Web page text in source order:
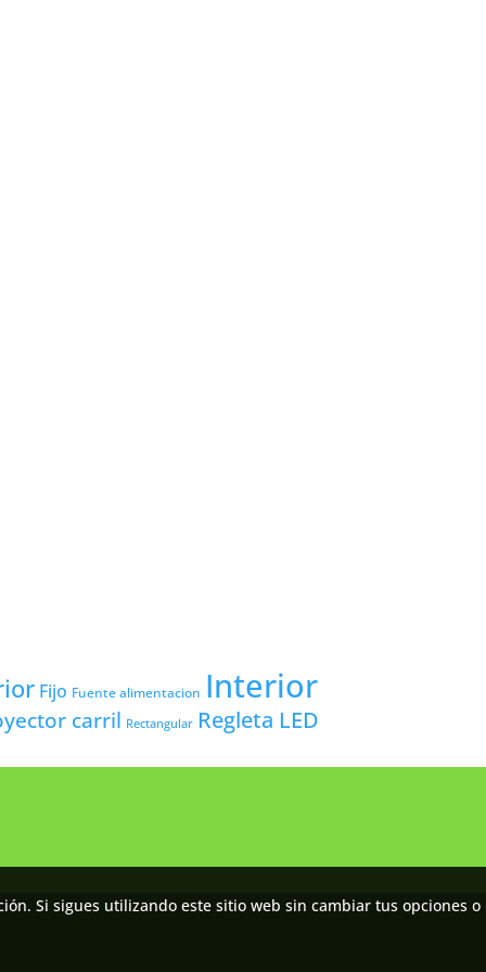
Fijo Fuente alimentacion Interior
carril Rectangular Regleta LED
Si sigues utilizando este sitio web sin cambiar tus opciones o